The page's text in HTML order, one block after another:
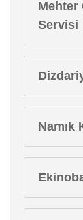
Mehter
Servisi
Namık